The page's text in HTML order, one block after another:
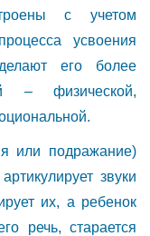
с учетом
усвоения
его более
– физической,
или подражание)
звуки
их, а ребенок
речь, старается